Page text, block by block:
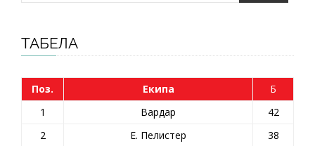
ТАБЕЛА
Поз. Екипа
Б
1
Вардар
42
2
Е. Пелистер
38